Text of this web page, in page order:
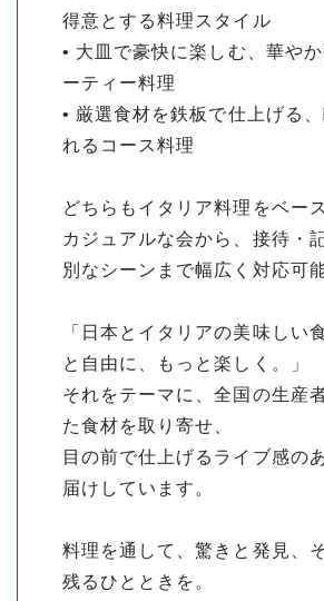
得意とする料理スタイル
• 大皿で豪快に楽しむ、華や
ーティー料理
• 厳選食材を鉄板で仕上げる
れるコース料理
どちらもイタリア料理をベー
カジュアルな会から、接待・
別なシーンまで幅広く対応可
「日本とイタリアの美味しい
と自由に、もっと楽しく。」
それをテーマに、全国の生産
た食材を取り寄せ、
目の前で仕上げるライブ感の
届けしています。
料理を通して、驚きと発見、
残るひとときを。